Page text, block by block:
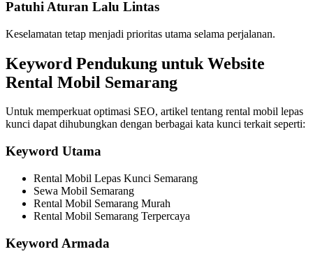
Patuhi Aturan Lalu Lintas
Keselamatan tetap menjadi prioritas utama selama perjalanan.
Keyword Pendukung untuk Website
Rental Mobil Semarang
Untuk memperkuat optimasi SEO, artikel tentang rental mobil lepas
kunci dapat dihubungkan dengan berbagai kata kunci terkait seperti:
Keyword Utama
Rental Mobil Lepas Kunci Semarang
Sewa Mobil Semarang
Rental Mobil Semarang Murah
Rental Mobil Semarang Terpercaya
Keyword Armada